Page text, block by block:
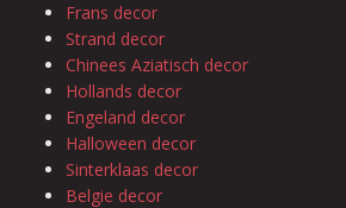
Frans decor
Strand decor
Chinees Aziatisch decor
Hollands decor
Engeland decor
Halloween decor
Sinterklaas decor
Belgie decor